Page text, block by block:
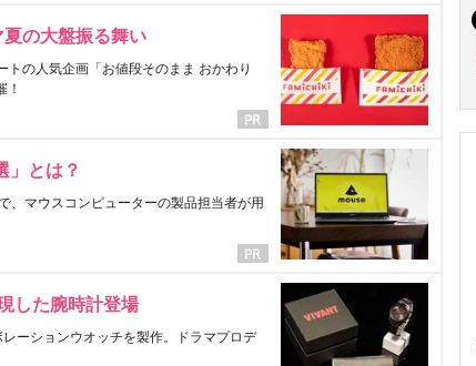
の大盤振る舞い
の人気企画「お値段そのまま おかわり
！
」とは？
、マウスコンピューターの製品担当者が用
した腕時計登場
ーションウオッチを製作。ドラマプロデ